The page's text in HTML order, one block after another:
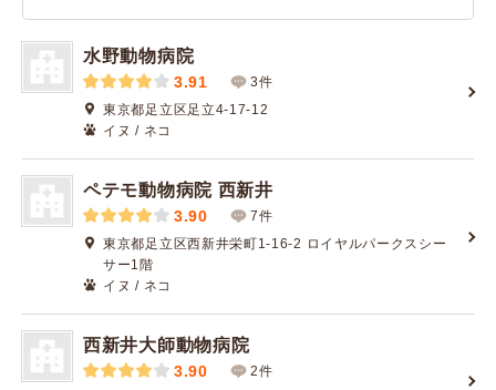
水野動物病院
3.91
3件
東京都足立区足立4-17-12
イヌ / ネコ
ペテモ動物病院 西新井
3.90
7件
東京都足立区西新井栄町1-16-2 ロイヤルパークスシー
サー1階
イヌ / ネコ
西新井大師動物病院
3.90
2件